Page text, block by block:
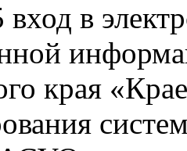
вход в
края